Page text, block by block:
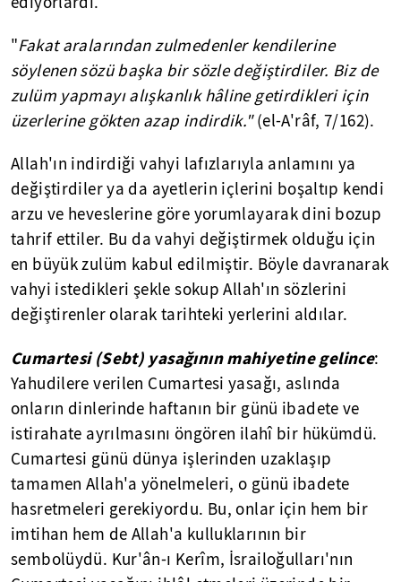
"Fakat aralarından zulmedenler kendilerine
söylenen sözü başka bir sözle değiştirdiler. Biz de
zulüm yapmayı alışkanlık hâline getirdikleri için
üzerlerine gökten azap indirdik."(el-A'râf, 7/162).
Allah'ın indirdiği vahyi lafızlarıyla anlamını ya
değiştirdiler ya da ayetlerin içlerini boşaltıp kendi
arzu ve heveslerine göre yorumlayarak dini bozup
tahrif ettiler. Bu da vahyi değiştirmek olduğu için
en büyük zulüm kabul edilmiştir. Böyle davranarak
vahyi istedikleri şekle sokup Allah'ın sözlerini
değiştirenler olarak tarihteki yerlerini aldılar.
Cumartesi (Sebt) yasağının mahiyetine gelince:
Yahudilere verilen Cumartesi yasağı, aslında
onların dinlerinde haftanın bir günü ibadete ve
istirahate ayrılmasını öngören ilahî bir hükümdü.
Cumartesi günü dünya işlerinden uzaklaşıp
tamamen Allah'a yönelmeleri, o günü ibadete
hasretmeleri gerekiyordu. Bu, onlar için hem bir
imtihan hem de Allah'a kulluklarının bir
sembolüydü. Kur'ân-ı Kerîm, İsrailoğulları'nın